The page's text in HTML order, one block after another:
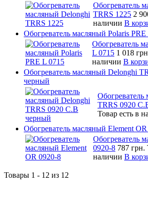
Обогреватель
TRRS 1225 2
наличии В
Обогреватель масляный Polaris
Обогреватель
L 0715 1 018
наличии В
Обогреватель масляный Delonghi
черный
TRRS 0920
Товар есть в
Обогреватель масляный Element
Обогреватель
0920-8 787 грн.
наличии В
Товары 1 - 12 из 12